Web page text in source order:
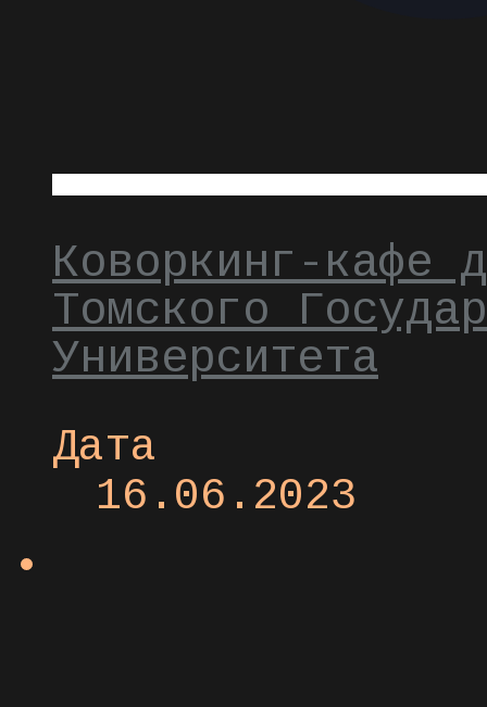
Коворкинг-кафе
Томского
Университета
Дата
16.06.2023